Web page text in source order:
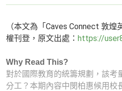
（本文為「Caves Connect 敦
權刊登，原文出處： https://
Why Read This?
對於國際教育的統籌規劃，該考
分工？本期內容中閔柏惠候用校